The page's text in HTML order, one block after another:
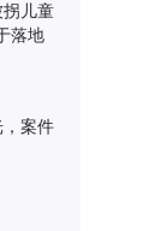
拐儿童
落地
，案件